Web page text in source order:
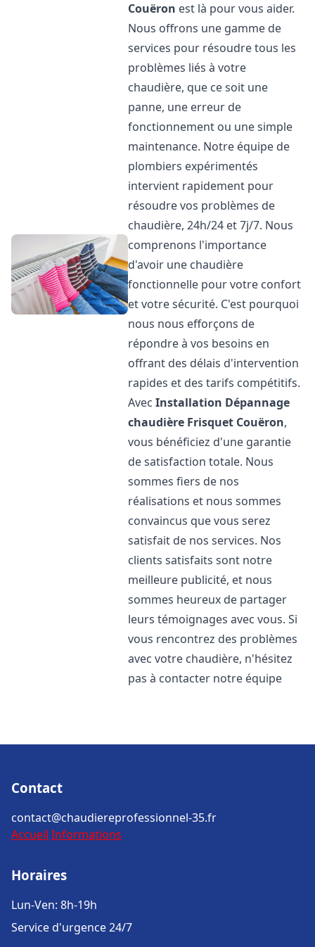
Couëron est là pour vous aider.
Nous offrons une gamme de
services pour résoudre tous les
problèmes liés à votre
chaudière, que ce soit une
panne, une erreur de
fonctionnement ou une simple
maintenance. Notre équipe de
plombiers expérimentés
intervient rapidement pour
résoudre vos problèmes de
chaudière, 24h/24 et 7j/7. Nous
comprenons l'importance
d'avoir une chaudière
fonctionnelle pour votre confort
et votre sécurité. C'est pourquoi
nous nous efforçons de
répondre à vos besoins en
offrant des délais d'intervention
rapides et des tarifs compétitifs.
AvecInstallation Dépannage
chaudière Frisquet Couëron,
vous bénéficiez d'une garantie
de satisfaction totale. Nous
sommes fiers de nos
réalisations et nous sommes
convaincus que vous serez
satisfait de nos services. Nos
clients satisfaits sont notre
meilleure publicité, et nous
sommes heureux de partager
leurs témoignages avec vous. Si
vous rencontrez des problèmes
avec votre chaudière, n'hésitez
pas à contacter notre équipe
Contact
contact@chaudiereprofessionnel-35.fr
Accueil Informations
Horaires
Lun-Ven: 8h-19h
Service d'urgence 24/7